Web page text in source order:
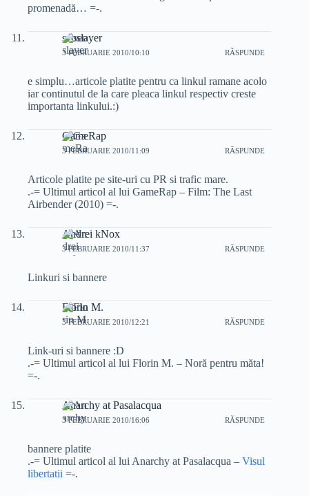
promenadă… =-.
seoslayer
3 FEBRUARIE 2010/10:10 RĂSPUNDE
e simplu…articole platite pentru ca linkul ramane acolo
iar continutul de la care pleaca linkul respectiv creste
importanta linkului.:)
GameRap
3 FEBRUARIE 2010/11:09 RĂSPUNDE
Articole platite pe site-uri cu PR si trafic mare.
.-= Ultimul articol al lui GameRap – Film: The Last
Airbender (2010) =-.
Andrei kNox
3 FEBRUARIE 2010/11:37 RĂSPUNDE
Linkuri si bannere
Florin M.
3 FEBRUARIE 2010/12:21 RĂSPUNDE
Link-uri si bannere :D
.-= Ultimul articol al lui Florin M. – Noră pentru măta!
=-.
Anarchy at Pasalacqua
3 FEBRUARIE 2010/16:06 RĂSPUNDE
bannere platite
.-= Ultimul articol al lui Anarchy at Pasalacqua – Visul
libertatii =-.